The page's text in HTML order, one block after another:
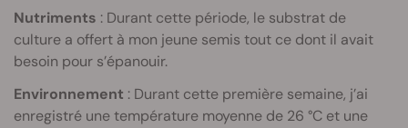
Nutriments : Durant cette période, le substrat de
culture a offert à mon jeune semis tout ce dont il avait
besoin pour s’épanouir.
Environnement : Durant cette première semaine, j’ai
enregistré une température moyenne de 26 °C et une